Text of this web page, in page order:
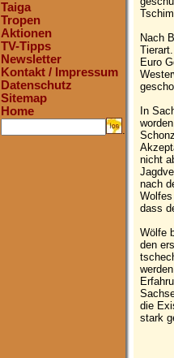
Taiga
Tropen
Aktionen
TV-Tipps
Newsletter
Kontakt / Impressum
Datenschutz
Sitemap
Home
.
Nach
Euro
In
nicht
nach
dass
Wölfe
den
die
stark